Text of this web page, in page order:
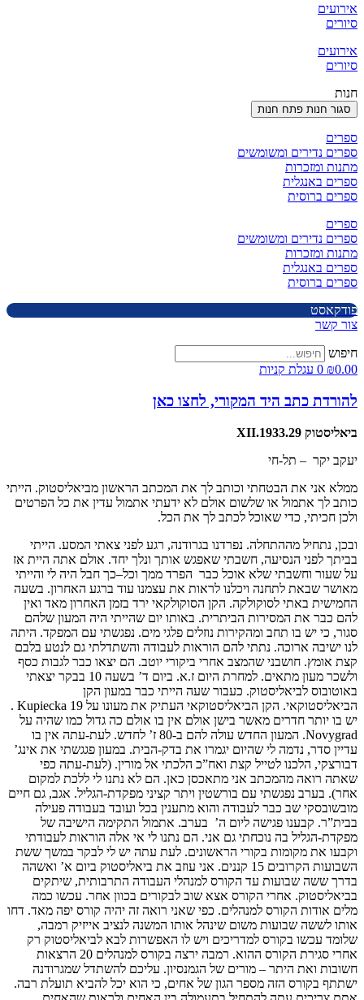
אירועים
סיורים
אירועים
סיורים
חנות
סגור חנות פתח חנות
ספרים
ספרים נדירים ומשומשים
מתנות ומזכרות
ספרים באנגלית
ספרים ברוסית
ספרים
ספרים נדירים ומשומשים
מתנות ומזכרות
ספרים באנגלית
ספרים ברוסית
פודקאסט
צור קשר
חיפוש
₪0.00
0 עגלת קניות
להורדת כתב היד המקורי, לחצו כאן
ביאליסטוק 29.XII.1933
יעקב יקר – תל-חי
ממלא אני את הבטחתי וכותב לך את המכתב הראשון מביאליסטוק. הייתי
כותב לך אתמול או שלשום אולם לא ידעתי אתמול עדין את כל הפרטים
ולכן חכיתי, כדי שאוכל לכתב לך את הכל.
ובכן, נתחיל מההתחלה. נפרדנו בגרודנה, רגע לפני צאתי המסע. הייתי
בביתך לפני הנסיעה, חשבתי שאפגש אותך ונלך יחד. אולם אתה היית אז
על שעור וחשבתי שלא אוכל כבר הפרד ממך וכל–כך חבל היה לי והייתי
מאושר שבאת לתחנה ויכלנו לראות את עצמנו עוד ברגע האחרון. בשעה
החמישית באתי לסוקולקה. הקן הסוקולקאי ירד בזמן האחרון מאד ואין
להם כבר את המסירות הביתרית. באותו יום שהייתי היה המעון שלהם
סגור, כי יש בו תחב ומהקירות נוזלים פלגי מים. נפגשתי עם המפקד. היתה
לנו ישיבה ארוכה. נתתי להם הוראות לעבודה והשתדלתי גם לנטע בלבם
קצת אומץ. חושבני שהמצב אחרי ביקורי יוטב. הם יצאו כבר לגבות כסף
ולשכר מעון מתאים. למחרת היום ז.א. ביום ד’ בשעה 10 בבקר יצאתי
באוטובוס לביאליסטוק. כעבור שעה הייתי כבר במעון הקן
הביאליסטוקאי. הקן הביאליסטוקאי העתיק את מעונו על Kupiecka 19 .
יש בו יותר חדרים מאשר בישן אולם אין בו אולם כה גדול כמו שהיה על
Novygrad. המעון החדש עולה להם ב-80 ז’ לחדש. לעת-עתה אין בו
עדיין סדר, נדמה לי שהיום יגמרו את בדק-הבית. במעון פגגשתי את אינג’
דבורצקי, הלכנו לטייל קצת ואח”כ הלכתי אל מורין. (לעת-עתה כפי
שאתה רואה מהמכתב אני מתאכסן כאן. הם לא נתנו לי ללכת למקום
אחר). בערב נפגשתי עם בורשטין ויתר קציני מפקדת-הגליל. אגב, גם חיים
מובשובסקי שב כבר לעבודה והוא מתענין בכל ועובד בעבודה פעילה
בבית”ר. קבענו פגישה ליום ה’ בערב. אתמול התקימה הישיבה של
מפקדת-הגליל בה נוכחתי גם אני. הם נתנו לי אי אלה הוראות לעבודתי
וקבעו את מקומות בקורי הראשונים. לעת עתה יש לי לבקר במשך ששת
השבועות הקרובים 15 קננים. אני עוזב את ביאליסטוק ביום א’ ואשהה
בדרך ששה שבועות עד הקורס למנהלי העבודה התרבותית, שיתקים
בביאליסטוק. אחרי הקורס אצא שוב לבקורים בכוון אחר. עכשו כמה
מלים אודות הקורס למנהלים. כפי שאני רואה זה יהיה קורס יפה מאד. דחו
אותו לששה שבועות משום שינהל אותו המשנה לנציב אייזיק רמבה,
שלומד עכשו בקורס למדריכים ויש לו האפשרות לבא לביאליסטוק רק
אחרי סגירת הקורס ההוא. רמבה ירצה בקורס למנהלים 20 הרצאות
חשובות ואת היתר – מורים של הגמנסיון. עליכם להשתדל שמגרודנה
ישתתף בקורס הזה מספר הגון של אחים, כי הוא יכל להביא תועלת רבה.